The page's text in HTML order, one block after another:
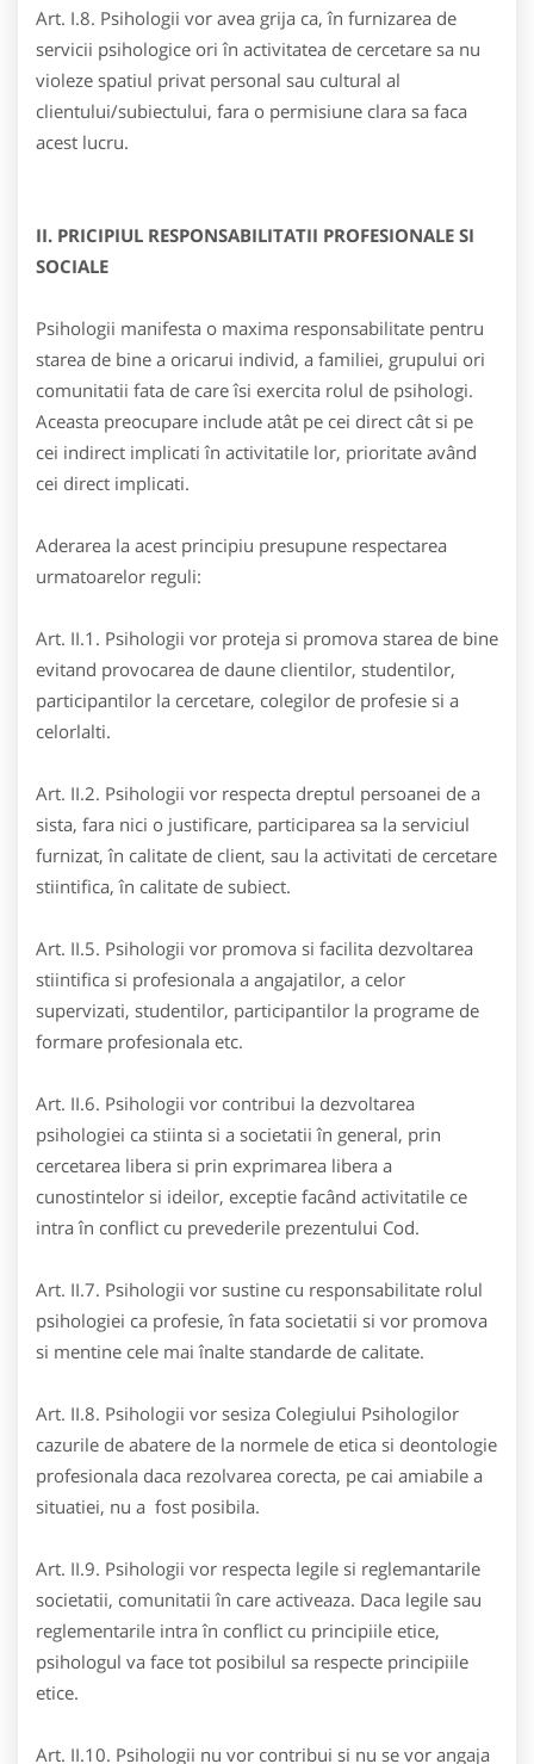
Art. I.8. Psihologii vor avea grija ca, în furnizarea de
servicii psihologice ori în activitatea de cercetare sa nu
violeze spatiul privat personal sau cultural al
clientului/subiectului, fara o permisiune clara sa faca
acest lucru.
II. PRICIPIUL RESPONSABILITATII PROFESIONALE SI
SOCIALE
Psihologii manifesta o maxima responsabilitate pentru
starea de bine a oricarui individ, a familiei, grupului ori
comunitatii fata de care îsi exercita rolul de psihologi.
Aceasta preocupare include atât pe cei direct cât si pe
cei indirect implicati în activitatile lor, prioritate având
cei direct implicati.
Aderarea la acest principiu presupune respectarea
urmatoarelor reguli:
Art. II.1. Psihologii vor proteja si promova starea de bine
evitand provocarea de daune clientilor, studentilor,
participantilor la cercetare, colegilor de profesie si a
celorlalti.
Art. II.2. Psihologii vor respecta dreptul persoanei de a
sista, fara nici o justificare, participarea sa la serviciul
furnizat, în calitate de client, sau la activitati de cercetare
stiintifica, în calitate de subiect.
Art. II.5. Psihologii vor promova si facilita dezvoltarea
stiintifica si profesionala a angajatilor, a celor
supervizati, studentilor, participantilor la programe de
formare profesionala etc.
Art. II.6. Psihologii vor contribui la dezvoltarea
psihologiei ca stiinta si a societatii în general, prin
cercetarea libera si prin exprimarea libera a
cunostintelor si ideilor, exceptie facând activitatile ce
intra în conflict cu prevederile prezentului Cod.
Art. II.7. Psihologii vor sustine cu responsabilitate rolul
psihologiei ca profesie, în fata societatii si vor promova
si mentine cele mai înalte standarde de calitate.
Art. II.8. Psihologii vor sesiza Colegiului Psihologilor
cazurile de abatere de la normele de etica si deontologie
profesionala daca rezolvarea corecta, pe cai amiabile a
situatiei, nu a fost posibila.
Art. II.9. Psihologii vor respecta legile si reglemantarile
societatii, comunitatii în care activeaza. Daca legile sau
reglementarile intra în conflict cu principiile etice,
psihologul va face tot posibilul sa respecte principiile
etice.
Art. II.10. Psihologii nu vor contribui si nu se vor angaja